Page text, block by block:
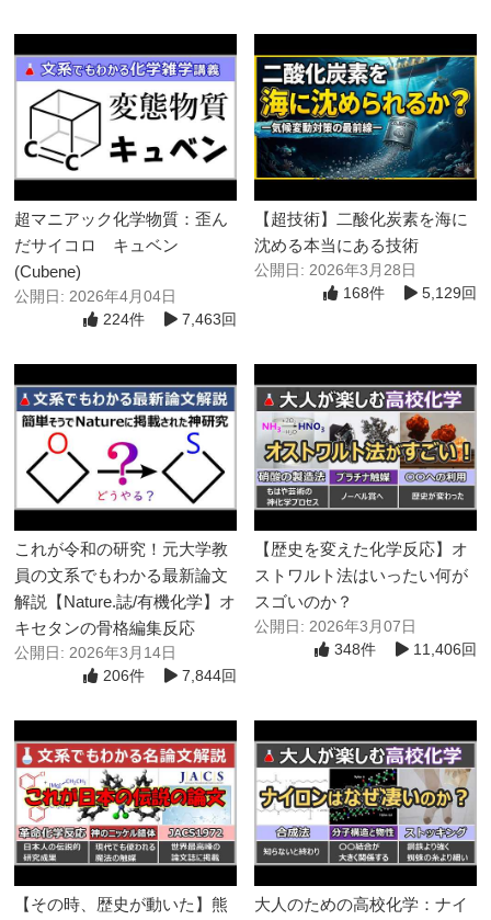
超マニアック化学物質：歪ん
だサイコロ キュベン
(Cubene)
公開日: 2026年4月04日
7,463回
224件
【超技術】二酸化炭素を海に
沈める本当にある技術
公開日: 2026年3月28日
5,129回
168件
これが令和の研究！元大学教
員の文系でもわかる最新論文
解説【Nature.誌/有機化学】オ
キセタンの骨格編集反応
公開日: 2026年3月14日
7,844回
206件
【歴史を変えた化学反応】オ
ストワルト法はいったい何が
スゴいのか？
公開日: 2026年3月07日
11,406回
348件
【その時、歴史が動いた】熊
大人のための高校化学：ナイ